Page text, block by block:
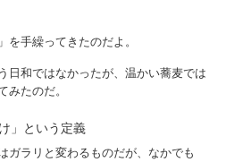
を手繰ってきたのだよ。
日和ではなかったが、温かい蕎麦では
みたのだ。
」という定義
ガラリと変わるものだが、なかでも